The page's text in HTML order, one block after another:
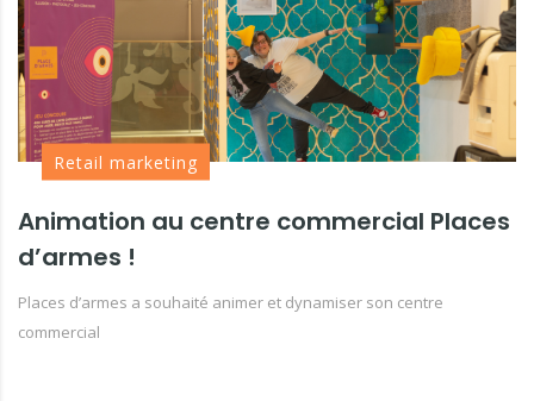
Retail marketing
Animation au centre commercial Places
d’armes !
Places d’armes a souhaité animer et dynamiser son centre
commercial